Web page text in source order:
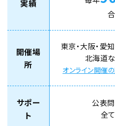
実績
開催場
所
東京・大阪・愛知
北海道
オンライン開催
サポー
ト
公表
全